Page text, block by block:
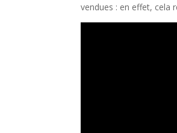
vendues : en effet, cela